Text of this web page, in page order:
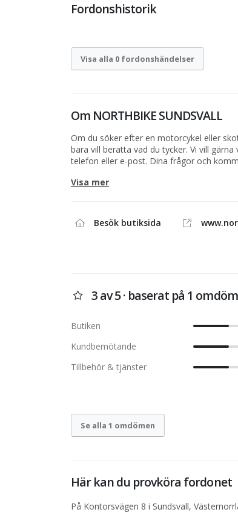
Fordonshistorik
Visa alla 0 fordonshändelser
Om NORTHBIKE SUNDSVALL
Om du söker efter en motorcykel eller
bara vill berätta vad du tycker. Vi vill
telefon eller e-post. Dina frågor och
skoter eller vattenskoter tveka inte att
besvarar vi din fråga så fort som möjligt.
Visa mer
Besök butiksida
3 av 5 · baserat på 1
Butiken
Kundbemötande
Tillbehör & tjänster
Se alla 1 omdömen
Här kan du provköra fordonet
På Kontorsvägen 8 i Sundsvall,